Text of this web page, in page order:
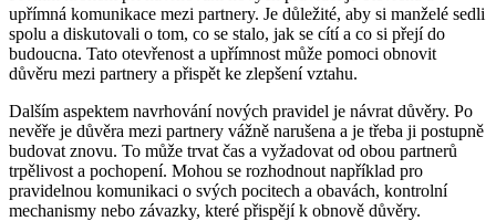
upřímná komunikace mezi partnery. Je důležité, aby si manželé sedli
spolu a diskutovali o tom, co se stalo, jak se cítí a co si přejí do
budoucna. Tato otevřenost a upřímnost může pomoci obnovit
důvěru mezi partnery a přispět ke zlepšení vztahu.
Dalším aspektem navrhování nových pravidel je návrat důvěry. Po
nevěře je důvěra mezi partnery vážně narušena a je třeba ji postupně
budovat znovu. To může trvat čas a vyžadovat od obou partnerů
trpělivost a pochopení. Mohou se rozhodnout například pro
pravidelnou komunikaci o svých pocitech a obavách, kontrolní
mechanismy nebo závazky, které přispějí k obnově důvěry.